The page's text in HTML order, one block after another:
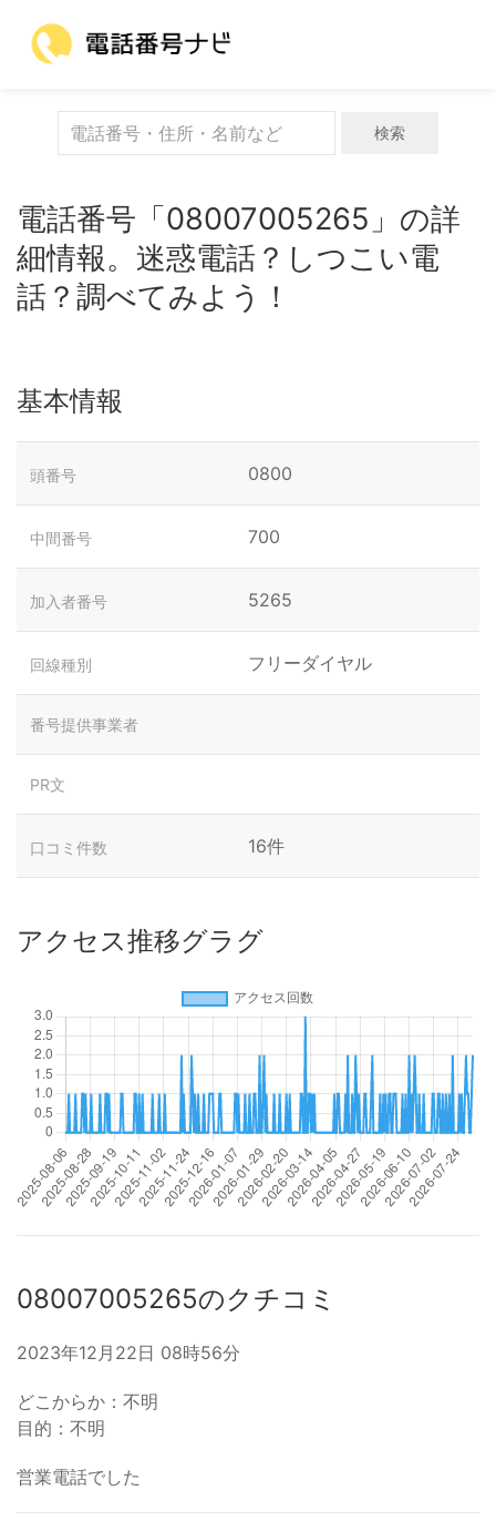
検索
電話番号「08007005265」の詳
細情報。迷惑電話？しつこい電
話？調べてみよう！
基本情報
頭番号 0800
中間番号 700
加入者番号 5265
回線種別 フリーダイヤル
番号提供事業者
PR文
口コミ件数 16件
アクセス推移グラグ
08007005265のクチコミ
2023年12月22日 08時56分
どこからか：不明
目的：不明
営業電話でした